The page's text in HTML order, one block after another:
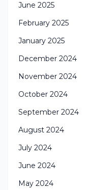
June 2025
February 2025
January 2025
December 2024
November 2024
October 2024
September 2024
August 2024
July 2024
June 2024
May 2024